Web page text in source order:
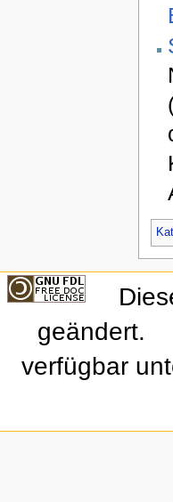
geändert.
verfügbar